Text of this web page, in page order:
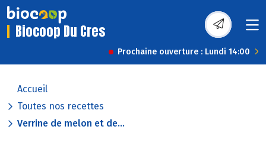
Biocoop Du Cres
Prochaine ouverture : Lundi 14:00
Accueil
Toutes nos recettes
Verrine de melon et de...